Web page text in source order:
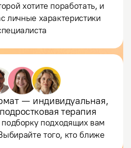
хотите поработать, и
личные характеристики
— индивидуальная,
терапия
подходящих вам
того, кто ближе